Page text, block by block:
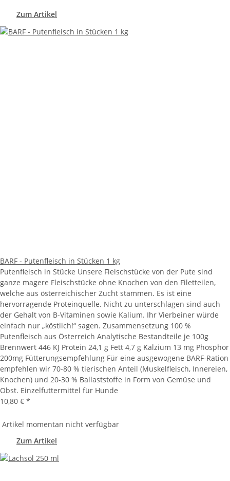
Zum Artikel
BARF - Putenfleisch in Stücken 1 kg
Putenfleisch in Stücke Unsere Fleischstücke von der Pute sind
ganze magere Fleischstücke ohne Knochen von den Filetteilen,
welche aus österreichischer Zucht stammen. Es ist eine
hervorragende Proteinquelle. Nicht zu unterschlagen sind auch
der Gehalt von B-Vitaminen sowie Kalium. Ihr Vierbeiner würde
einfach nur „köstlich!“ sagen. Zusammensetzung 100 %
Putenfleisch aus Österreich Analytische Bestandteile je 100g
Brennwert 446 KJ Protein 24,1 g Fett 4,7 g Kalzium 13 mg Phosphor
200mg Fütterungsempfehlung Für eine ausgewogene BARF-Ration
empfehlen wir 70-80 % tierischen Anteil (Muskelfleisch, Innereien,
Knochen) und 20-30 % Ballaststoffe in Form von Gemüse und
Obst. Einzelfuttermittel für Hunde
10,80 € *
Artikel momentan nicht verfügbar
Zum Artikel